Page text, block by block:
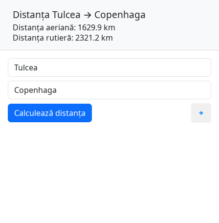
Distanța Tulcea → Copenhaga
Distanța aeriană: 1629.9 km
Distanța rutieră: 2321.2 km
Calculează distanța +